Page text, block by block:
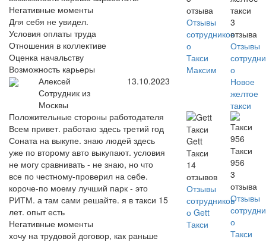
Негативные моменты
Для себя не увидел.
Условия оплаты труда
Отношения в коллективе
Оценка начальству
Возможность карьеры
Алексей
Сотрудник из
Москвы
13.10.2023
Положительные стороны работодателя
Всем привет. работаю здесь третий год
Соната на выкупе. знаю людей здесь
уже по второму авто выкупают. условия
не могу сравнивать - не знаю, но что
все по честному-проверил на себе.
короче-по моему лучший парк - это
РИТМ. а там сами решайте. я в такси 15
лет. опыт есть
Негативные моменты
хочу на трудовой договор, как раньше
отзыва
Отзывы
сотрудников
о
Такси
Максим
такси
3
отзыва
Отзывы
о
Новое
желтое
такси
Gett
Такси
14
отзывов
Отзывы
сотрудников
о Gett
Такси
Такси
956
3
отзыва
Отзывы
о
Такси